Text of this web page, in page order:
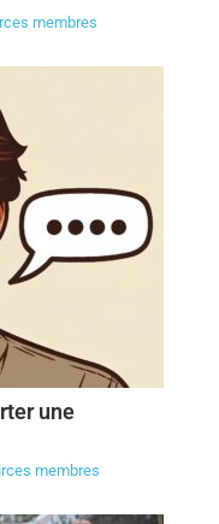
membres
une
membres